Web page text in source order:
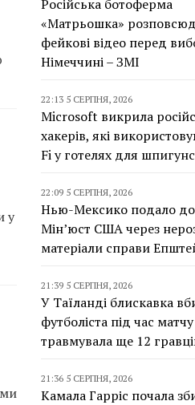
у
Російська ботоферма
«Матрьошка»
фейкові відео перед
Німеччині – ЗМІ
22:13 5 СЕРПНЯ, 2026
Microsoft викрила
хакерів, які
Fi у готелях для
22:09 5 СЕРПНЯ, 2026
Нью-Мексико подало до
Мін’юст США через
матеріали справи
21:39 5 СЕРПНЯ, 2026
У Таїланді блискавка
футболіста під час
травмувала ще 12
21:36 5 СЕРПНЯ, 2026
Камала Гарріс почала